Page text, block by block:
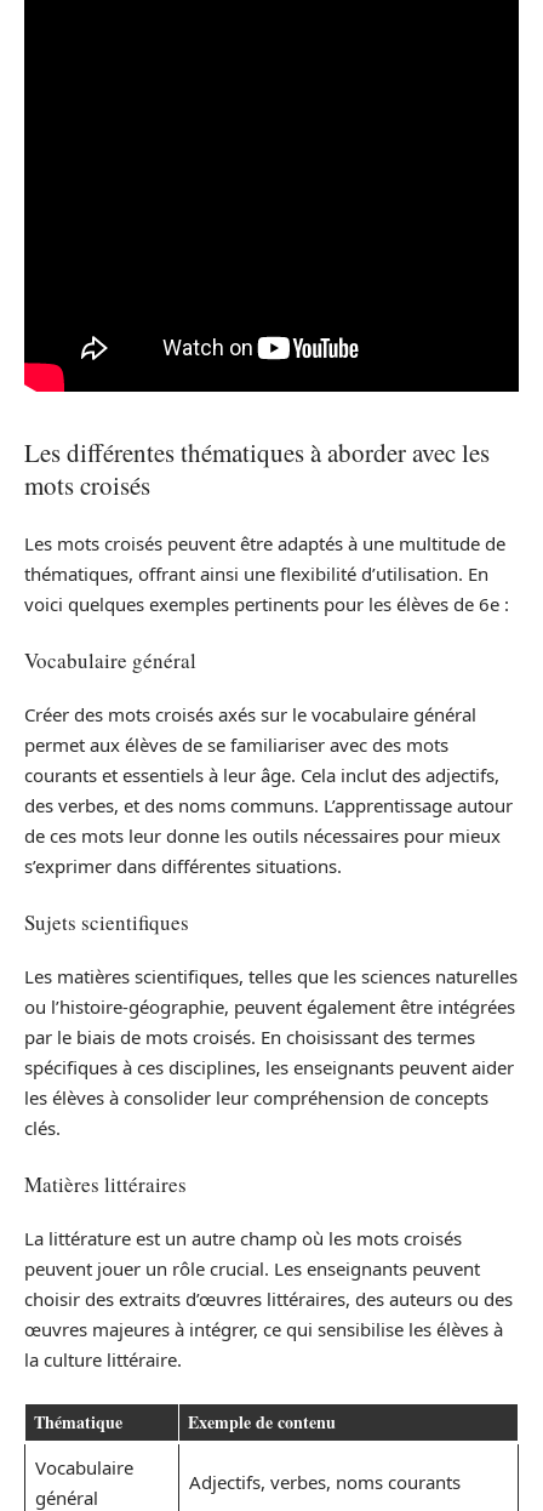
Les différentes thématiques à aborder avec les
mots croisés
Les mots croisés peuvent être adaptés à une multitude de
thématiques, offrant ainsi une flexibilité d’utilisation. En
voici quelques exemples pertinents pour les élèves de 6e :
Vocabulaire général
Créer des mots croisés axés sur le vocabulaire général
permet aux élèves de se familiariser avec des mots
courants et essentiels à leur âge. Cela inclut des adjectifs,
des verbes, et des noms communs. L’apprentissage autour
de ces mots leur donne les outils nécessaires pour mieux
s’exprimer dans différentes situations.
Sujets scientifiques
Les matières scientifiques, telles que les sciences naturelles
ou l’histoire-géographie, peuvent également être intégrées
par le biais de mots croisés. En choisissant des termes
spécifiques à ces disciplines, les enseignants peuvent aider
les élèves à consolider leur compréhension de concepts
clés.
Matières littéraires
La littérature est un autre champ où les mots croisés
peuvent jouer un rôle crucial. Les enseignants peuvent
choisir des extraits d’œuvres littéraires, des auteurs ou des
œuvres majeures à intégrer, ce qui sensibilise les élèves à
la culture littéraire.
Thématique Exemple de contenu
Vocabulaire
général
Adjectifs, verbes, noms courants